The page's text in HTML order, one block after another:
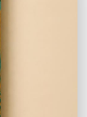
Wayan